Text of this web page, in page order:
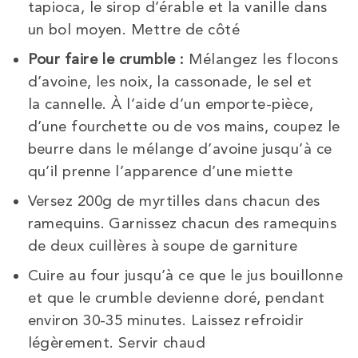
tapioca, le sirop d’érable et la vanille dans
un bol moyen. Mettre de côté
Pour faire le crumble : Mélangez les flocons
d’avoine, les noix, la cassonade, le sel et
la cannelle. À l’aide d’un emporte-pièce,
d’une fourchette ou de vos mains, coupez le
beurre dans le mélange d’avoine jusqu’à ce
qu’il prenne l’apparence d’une miette
Versez 200g de myrtilles dans chacun des
ramequins. Garnissez chacun des ramequins
de deux cuillères à soupe de garniture
Cuire au four jusqu’à ce que le jus bouillonne
et que le crumble devienne doré, pendant
environ 30-35 minutes. Laissez refroidir
légèrement. Servir chaud